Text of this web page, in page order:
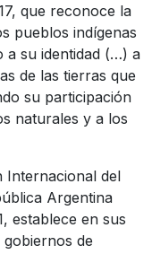
que reconoce la
pueblos indígenas
a su identidad (…) a
de las tierras que
su participación
naturales y a los
Internacional del
Argentina
establece en sus
de